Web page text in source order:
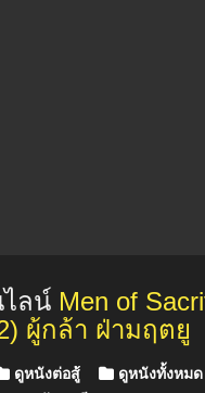
ลน์ Men of
ผู้กล้า ฝ่ามฤตยู
ดูหนังต่อสู้ ดูหนังทั้งหมด